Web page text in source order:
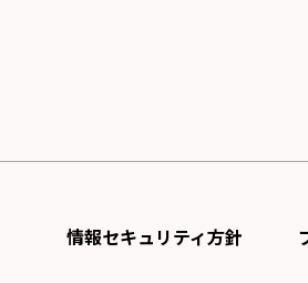
情報セキュリティ方針